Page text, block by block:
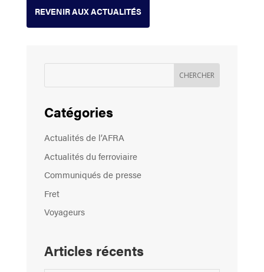
REVENIR AUX ACTUALITÉS
Catégories
Actualités de l’AFRA
Actualités du ferroviaire
Communiqués de presse
Fret
Voyageurs
Articles récents